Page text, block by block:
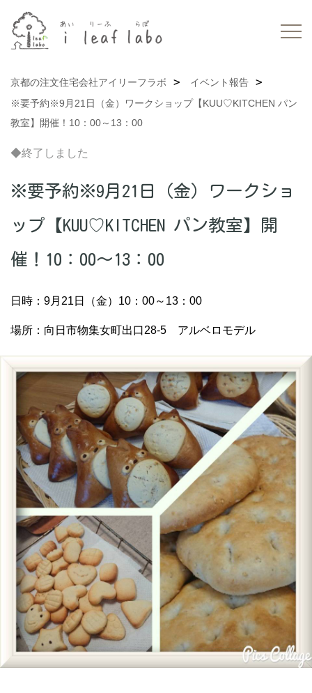
京都の注文住宅会社アイリーフラボ
イベント報告
※要予約※9月21日（金）ワークショップ【KUU♡KITCHEN パン
教室】開催！10：00～13：00
◆終了しました
※要予約※9月21日（金）ワークショ
ップ【KUU♡KITCHEN パン教室】開
催！10：00～13：00
日時：9月21日（金）10：00～13：00
場所：向日市物集女町出口28-5 アルベロモデル